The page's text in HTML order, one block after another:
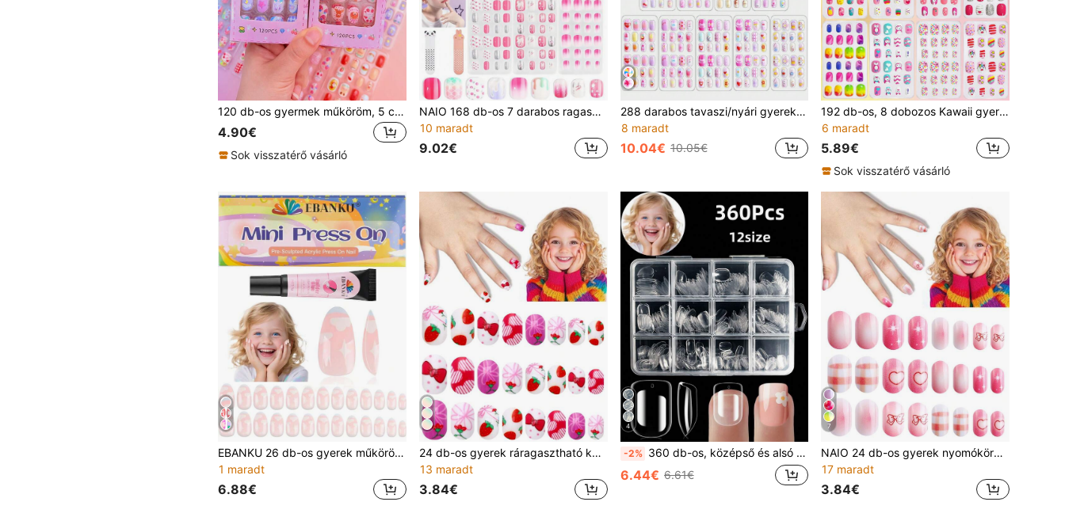
120 db-os gyermek műköröm, 5 csomag 120 db-os aranyos eper, cseresznye, görögdinnye ajak rövid akril teljes fedésű gyermek műköröm készlet, alkalmas Valentin-napra, karácsonyi ajándékok lányoknak
4.90€
Sok visszatérő vásárló
NAIO 168 db-os 7 darabos ragasztós köröm gyerekeknek, műköröm, öntapadós körmök, teljes fedésű, csillogó színátmenetes színű, csillag alakú, rövid akril körömtippek, körömdíszítés, karácsonyi és húsvéti ajándékok 8-12 éveseknek, köröm kellékek
10 maradt
9.02€
288 darabos tavaszi/nyári gyerek körömdíszítés lányoknak, NAIO műköröm szett öntapadós körömdíszítési tippek kislányoknak, 3-12 éves gyerekeknek, körömdíszítés
8 maradt
10.04€ 10.05€
192 db-os, 8 dobozos Kawaii gyerek akril műköröm szett, teljes lefedésű csillogó aranyos rövid ragasztós körömek gyerekeknek, tavaszi/nyári ananász, unikornis, pingvin, flamingó, szivárvány és szív mintával, 1 körömreszelővel és 8 zselés ragasztóval
6 maradt
5.89€
Sok visszatérő vásárló
EBANKU 26 db-os gyerek műköröm, rózsaszín mandula teljes készlet akril köröm tippek, gyermek rövid műköröm készlet, lányoknak alkalmas
1 maradt
6.88€
24 db-os gyerek ráragasztható körmök lányoknak divatos műköröm készlet, gyerek körmök műköröm foltok előre ragasztott teljes lefedettségű rövid akril körmök 3-12 éveseknek alkalmas gyerek körmök nagyszerű lányoknak születésnapi ajándékok gyerek körömművészet dekoráció (édes lányos) köröm kellékek
13 maradt
3.84€
4
-2% 360 db-os, középső és alsó méretű, átlátszó, ovális, átlátszó körömdíszítéshez való kiegészítők lányoknak, teljes körű műkörömdíszítéshez, 12 méretű, mesterséges akril lágy gél körömdíszítéshez, egyszerű barkácsoláshoz, körömdíszítéshez, műköröm kellékek
6.44€ 6.61€
7
NAIO 24 db-os gyerek nyomókörmök, rózsaszín színátmenetes masni, szív alakú kockás, teljes fedésű műkörmök, színes, teljes fedésű, rövid műkörmök lányoknak, aranyos, vegyes mintázatú, viselhető körömkészlet tárolódobozzal és körömreszelővel
17 maradt
3.84€